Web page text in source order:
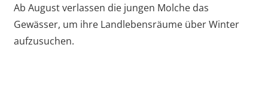
Ab August verlassen die jungen Molche das
Gewässer, um ihre Landlebensräume über Winter
aufzusuchen.